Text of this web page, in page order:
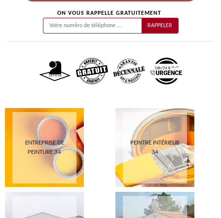
ON VOUS RAPPELLE GRATUITEMENT
ENTREPRISE DE
PEINTURE 34
PEINTRE INTÉRIEUR
34